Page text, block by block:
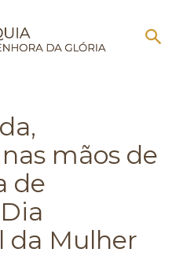
mãos de
de
da Mulher